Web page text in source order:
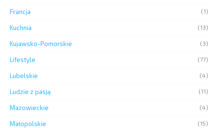
Francja (1)
Kuchnia (13)
Kujawsko-Pomorskie (3)
Lifestyle (77)
Lubelskie (4)
Ludzie z pasją (11)
Mazowieckie (4)
Małopolskie (15)